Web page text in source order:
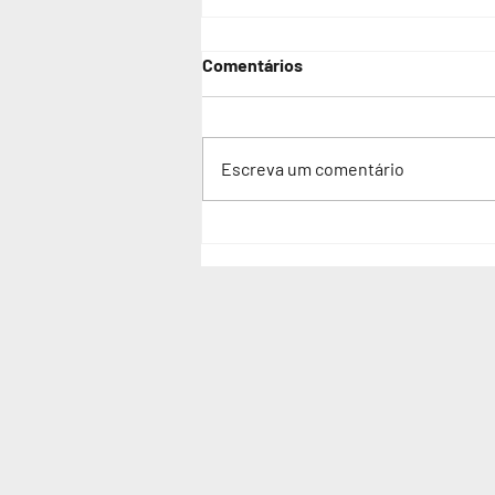
Comentários
Escreva um comentário